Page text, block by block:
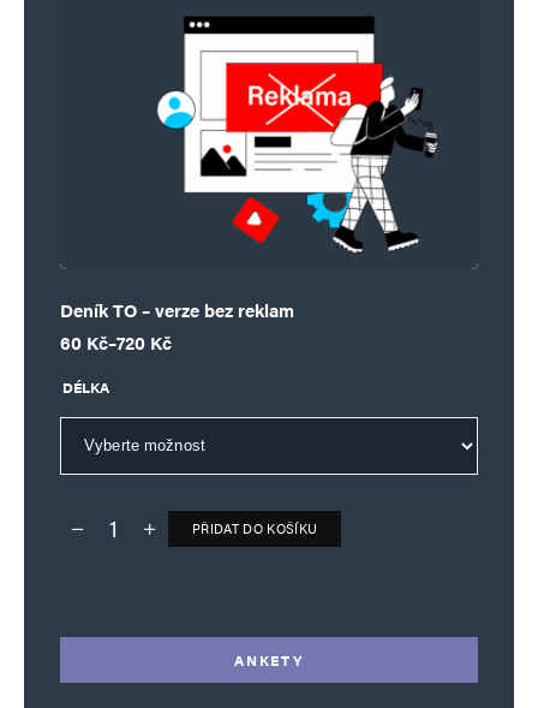
Deník TO – verze bez reklam
60 Kč–720 Kč
Rozpětí cen: 60 Kč až 720 Kč
DÉLKA
Deník TO – verze bez reklam množství
PŘIDAT DO KOŠÍKU
ANKETY